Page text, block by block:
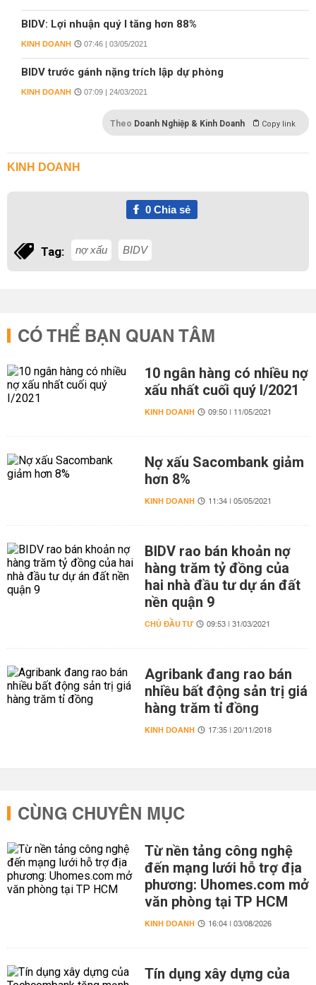
BIDV: Lợi nhuận quý I tăng hơn 88%
KINH DOANH 07:46 | 03/05/2021
BIDV trước gánh nặng trích lập dự phòng
KINH DOANH 07:09 | 24/03/2021
Theo Doanh Nghiệp & Kinh Doanh Copy link
KINH DOANH
0Chia sẻ
Tag: nợ xấu BIDV
CÓ THỂ BẠN QUAN TÂM
10 ngân hàng có nhiều nợ
xấu nhất cuối quý I/2021
KINH DOANH 09:50 | 11/05/2021
Nợ xấu Sacombank giảm
hơn 8%
KINH DOANH 11:34 | 05/05/2021
BIDV rao bán khoản nợ
hàng trăm tỷ đồng của
hai nhà đầu tư dự án đất
nền quận 9
CHỦ ĐẦU TƯ 09:53 | 31/03/2021
Agribank đang rao bán
nhiều bất động sản trị giá
hàng trăm tỉ đồng
KINH DOANH 17:35 | 20/11/2018
CÙNG CHUYÊN MỤC
Từ nền tảng công nghệ
đến mạng lưới hỗ trợ địa
phương: Uhomes.com mở
văn phòng tại TP HCM
KINH DOANH 16:04 | 03/08/2026
Tín dụng xây dựng của